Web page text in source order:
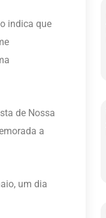
indica que
de Nossa
a
um dia